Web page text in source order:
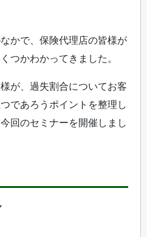
かで、保険代理店の皆様が
つかわかってきました。
が、過失割合についてお客
であろうポイントを整理し
回のセミナーを開催しまし